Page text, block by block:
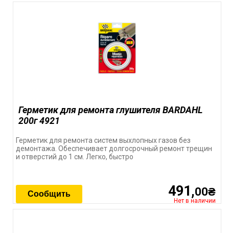
Герметик для ремонта глушителя BARDAHL
200г 4921
Герметик для ремонта систем выхлопных газов без
демонтажа. Обеспечивает долгосрочный ремонт трещин
и отверстий до 1 см. Легко, быстро
491,00₴
Нет в наличии
Сообщить